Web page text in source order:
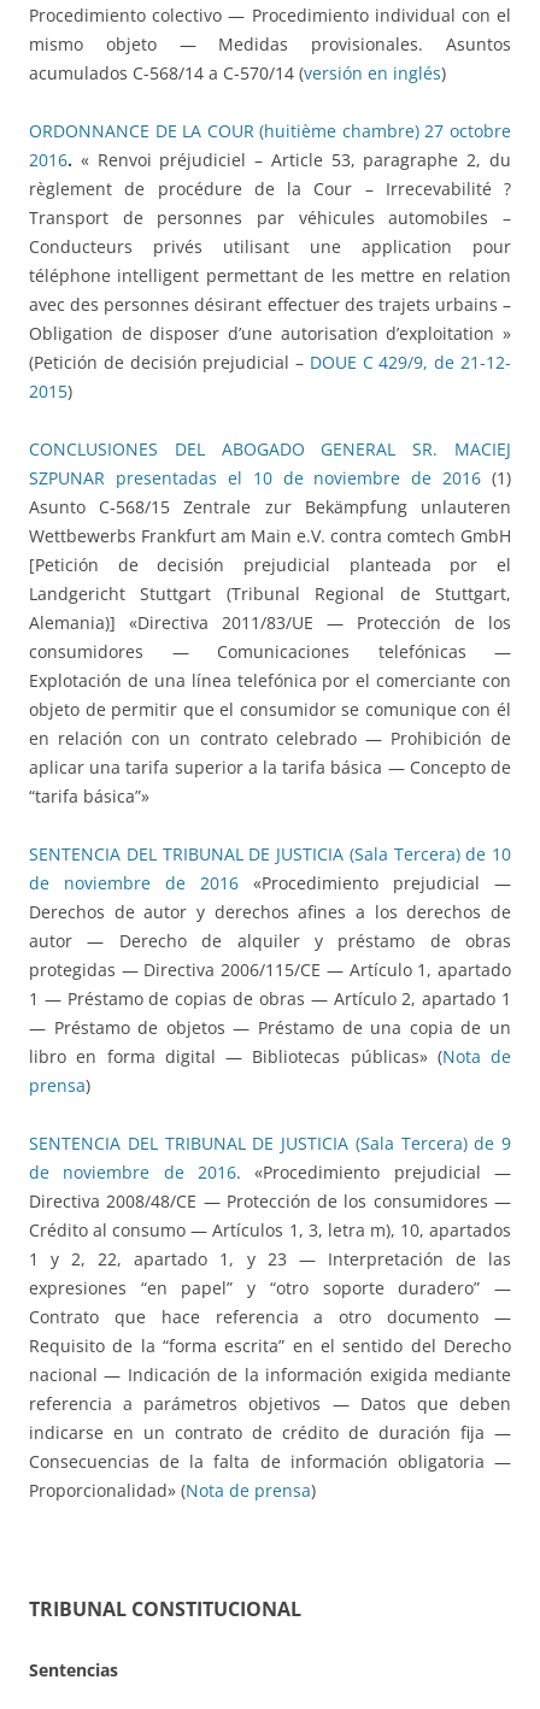
Procedimiento colectivo — Procedimiento individual con el
mismo objeto — Medidas provisionales. Asuntos
acumulados C-568/14 a C-570/14 (versión en inglés)
ORDONNANCE DE LA COUR (huitième chambre) 27 octobre
2016. « Renvoi préjudiciel – Article 53, paragraphe 2, du
règlement de procédure de la Cour – Irrecevabilité ?
Transport de personnes par véhicules automobiles –
Conducteurs privés utilisant une application pour
téléphone intelligent permettant de les mettre en relation
avec des personnes désirant effectuer des trajets urbains –
Obligation de disposer d’une autorisation d’exploitation »
(Petición de decisión prejudicial – DOUE C 429/9, de 21-12-
2015)
CONCLUSIONES DEL ABOGADO GENERAL SR. MACIEJ
SZPUNAR presentadas el 10 de noviembre de 2016 (1)
Asunto C‑568/15 Zentrale zur Bekämpfung unlauteren
Wettbewerbs Frankfurt am Main e.V. contra comtech GmbH
[Petición de decisión prejudicial planteada por el
Landgericht Stuttgart (Tribunal Regional de Stuttgart,
Alemania)] «Directiva 2011/83/UE — Protección de los
consumidores — Comunicaciones telefónicas —
Explotación de una línea telefónica por el comerciante con
objeto de permitir que el consumidor se comunique con él
en relación con un contrato celebrado — Prohibición de
aplicar una tarifa superior a la tarifa básica — Concepto de
“tarifa básica”»
SENTENCIA DEL TRIBUNAL DE JUSTICIA (Sala Tercera) de 10
de noviembre de 2016 «Procedimiento prejudicial —
Derechos de autor y derechos afines a los derechos de
autor — Derecho de alquiler y préstamo de obras
protegidas — Directiva 2006/115/CE — Artículo 1, apartado
1 — Préstamo de copias de obras — Artículo 2, apartado 1
— Préstamo de objetos — Préstamo de una copia de un
libro en forma digital — Bibliotecas públicas» (Nota de
prensa)
SENTENCIA DEL TRIBUNAL DE JUSTICIA (Sala Tercera) de 9
de noviembre de 2016. «Procedimiento prejudicial —
Directiva 2008/48/CE — Protección de los consumidores —
Crédito al consumo — Artículos 1, 3, letra m), 10, apartados
1 y 2, 22, apartado 1, y 23 — Interpretación de las
expresiones “en papel” y “otro soporte duradero” —
Contrato que hace referencia a otro documento —
Requisito de la “forma escrita” en el sentido del Derecho
nacional — Indicación de la información exigida mediante
referencia a parámetros objetivos — Datos que deben
indicarse en un contrato de crédito de duración fija —
Consecuencias de la falta de información obligatoria —
Proporcionalidad» (Nota de prensa)
TRIBUNAL CONSTITUCIONAL
Sentencias